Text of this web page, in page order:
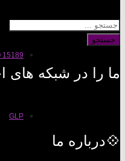
15189
GLP
جستجو
ما را در شبکه های
💠درباره ما